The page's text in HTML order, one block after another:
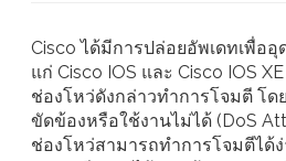
Cisco ได้มีการปล่อยอัพเดทเพื่อ
แก่ Cisco IOS และ Cisco IOS
ช่องโหว่ดังกล่าวทำการโจมตี โด
ขัดข้องหรือใช้งานไม่ได้ (DoS
ช่องโหว่สามารถทำการโจมตีได้